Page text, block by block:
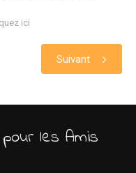
ici
Suivant
les Amis